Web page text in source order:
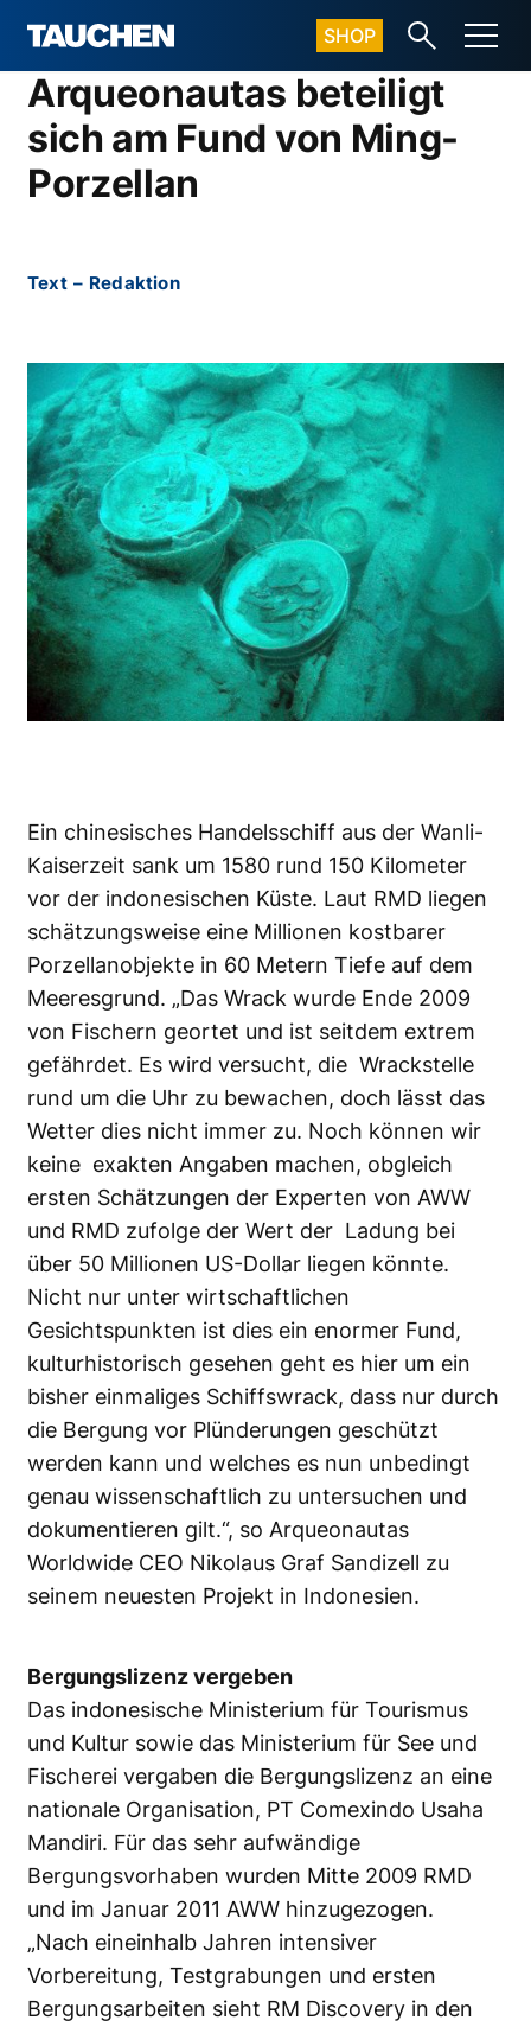
SHOP
Arqueonautas beteiligt
sich am Fund von Ming-
Porzellan
Text – Redaktion
Ein chinesisches Handelsschiff aus der Wanli-
Kaiserzeit sank um 1580 rund 150 Kilometer
vor der indonesischen Küste. Laut RMD liegen
schätzungsweise eine Millionen kostbarer
Porzellanobjekte in 60 Metern Tiefe auf dem
Meeresgrund. „Das Wrack wurde Ende 2009
von Fischern geortet und ist seitdem extrem
gefährdet. Es wird versucht, die Wrackstelle
rund um die Uhr zu bewachen, doch lässt das
Wetter dies nicht immer zu. Noch können wir
keine exakten Angaben machen, obgleich
ersten Schätzungen der Experten von AWW
und RMD zufolge der Wert der Ladung bei
über 50 Millionen US-Dollar liegen könnte.
Nicht nur unter wirtschaftlichen
Gesichtspunkten ist dies ein enormer Fund,
kulturhistorisch gesehen geht es hier um ein
bisher einmaliges Schiffswrack, dass nur durch
die Bergung vor Plünderungen geschützt
werden kann und welches es nun unbedingt
genau wissenschaftlich zu untersuchen und
dokumentieren gilt.“, so Arqueonautas
Worldwide CEO Nikolaus Graf Sandizell zu
seinem neuesten Projekt in Indonesien.
Bergungslizenz vergeben
Das indonesische Ministerium für Tourismus
und Kultur sowie das Ministerium für See und
Fischerei vergaben die Bergungslizenz an eine
nationale Organisation, PT Comexindo Usaha
Mandiri. Für das sehr aufwändige
Bergungsvorhaben wurden Mitte 2009 RMD
und im Januar 2011 AWW hinzugezogen.
„Nach eineinhalb Jahren intensiver
Vorbereitung, Testgrabungen und ersten
Bergungsarbeiten sieht RM Discovery in den